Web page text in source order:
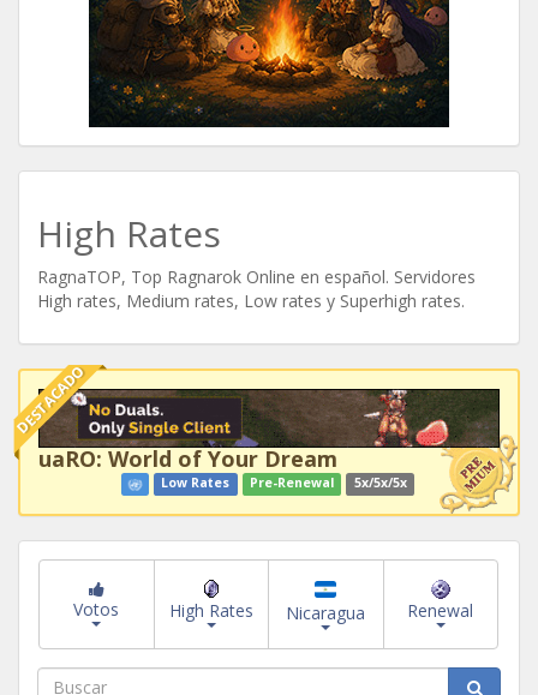
High Rates
RagnaTOP, Top Ragnarok Online en español. Servidores
High rates, Medium rates, Low rates y Superhigh rates.
DESTACADO
uaRO: World of Your Dream
Low Rates Pre-Renewal 5x/5x/5x
Votos High Rates Nicaragua Renewal